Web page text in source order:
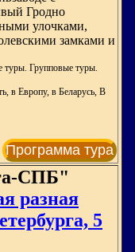
Гродно
улочками,
замками и
туры. Групповые туры.
в Европу, в Беларусь, В
Программа тура
СПБ"
разная
5